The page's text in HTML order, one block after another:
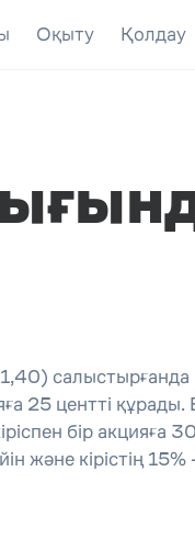
Оқыту Қолдау
центті құрады.
бір акцияға 30
және кірістің 15%